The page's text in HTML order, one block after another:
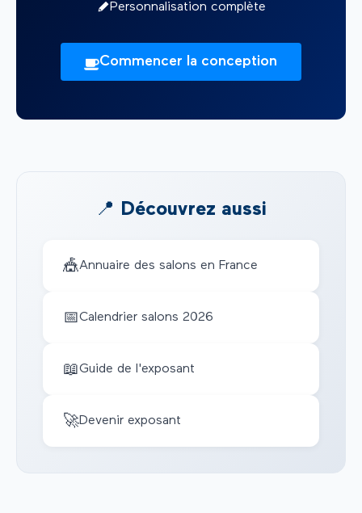
Personnalisation complète
Commencer la conception
📍 Découvrez aussi
🎪Annuaire des salons en France
📅Calendrier salons 2026
📖Guide de l'exposant
🚀Devenir exposant